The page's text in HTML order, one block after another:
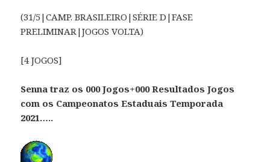
(31/5|CAMP. BRASILEIRO|SÉRIE D|FASE
PRELIMINAR|JOGOS VOLTA)
[4 JOGOS]
Senna traz os 000 Jogos+000 Resultados Jogos
com os Campeonatos Estaduais Temporada
2021…..